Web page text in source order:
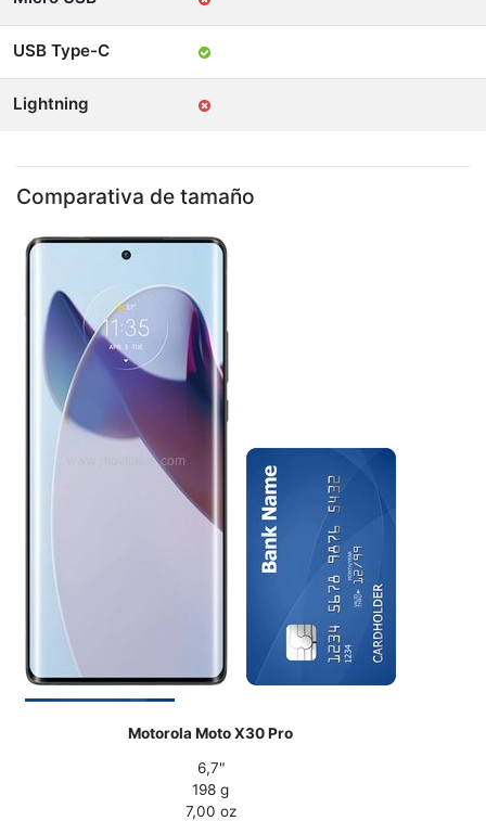
USB Type-C
Lightning
Comparativa de tamaño
Motorola Moto X30 Pro
6,7"
198 g
7,00 oz